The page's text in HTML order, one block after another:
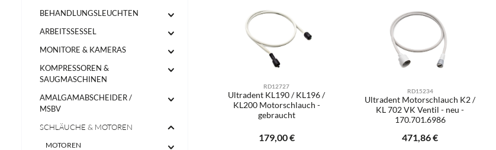
BEHANDLUNGSLEUCHTEN
ARBEITSSESSEL
MONITORE & KAMERAS
KOMPRESSOREN &
SAUGMASCHINEN
AMALGAMABSCHEIDER /
MSBV
SCHLÄUCHE & MOTOREN
MOTOREN
RD12727
Ultradent KL190 / KL196 /
KL200 Motorschlauch -
gebraucht
Regulärer Preis:
179,00 €
RD15234
Ultradent Motorschlauch K2 /
KL 702 VK Ventil - neu -
170.701.6986
Regulärer Preis:
471,86 €